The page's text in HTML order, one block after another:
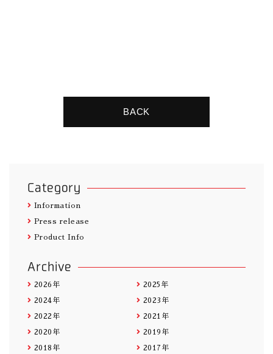
BACK
Category
Information
Press release
Product Info
Archive
2026年 2025年
2024年 2023年
2022年 2021年
2020年 2019年
2018年 2017年